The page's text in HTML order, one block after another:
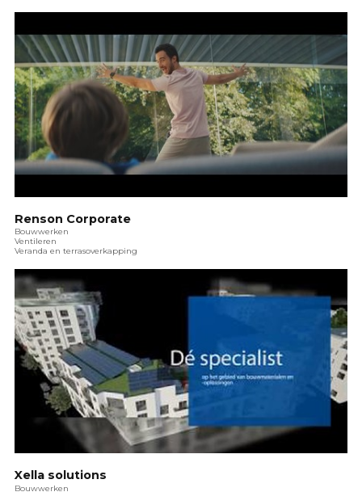
Renson Corporate
Bouwwerken
Ventileren
Veranda en terrasoverkapping
Xella solutions
Bouwwerken